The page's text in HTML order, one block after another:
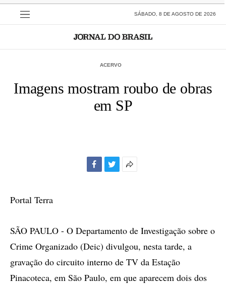
SÁBADO, 8 DE AGOSTO DE 2026
ACERVO
Imagens mostram roubo de obras
em SP
Portal Terra
SÃO PAULO - O Departamento de Investigação sobre o
Crime Organizado (Deic) divulgou, nesta tarde, a
gravação do circuito interno de TV da Estação
Pinacoteca, em São Paulo, em que aparecem dois dos